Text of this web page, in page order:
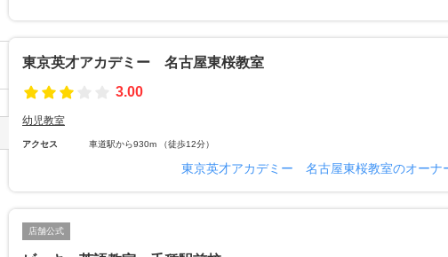
東京英才アカデミー 名古屋東桜教室
3.00
幼児教室
アクセス 車道駅から930m （徒歩12分）
東京英才アカデミー 名古屋東桜教室のオーナ
店舗公式